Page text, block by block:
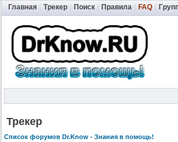
Главная Трекер Поиск Правила FAQ
Трекер
Список форумов Dr.Know - Знания в помощь!